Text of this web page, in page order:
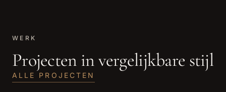
WERK
Projecten in vergelijkbare stijl
ALLE PROJECTEN